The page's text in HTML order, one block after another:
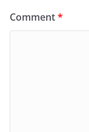
Comment*